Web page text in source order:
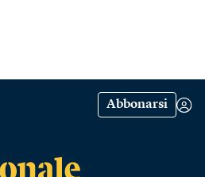
Abbonarsi